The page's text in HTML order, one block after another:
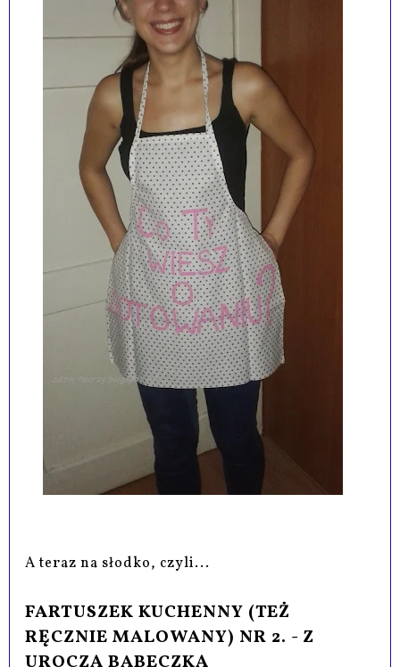
A teraz na słodko, czyli...
FARTUSZEK KUCHENNY (TEŻ
RĘCZNIE MALOWANY) NR 2. - Z